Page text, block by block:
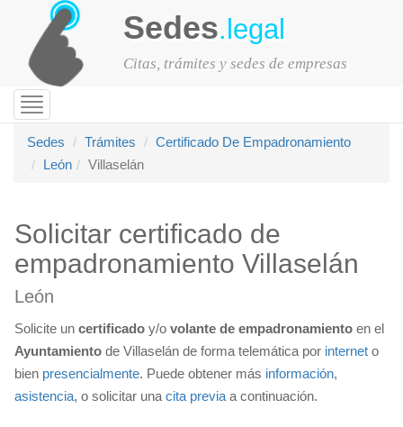
Sedes.legal
Citas, trámites y sedes de empresas
Toggle
navigation
Sedes
Trámites
Certificado De Empadronamiento
León
Villaselán
Solicitar certificado de
empadronamiento Villaselán
León
Solicite un certificado y/o volante de empadronamiento en el
Ayuntamiento de Villaselán de forma telemática por internet o
bien presencialmente. Puede obtener más información,
asistencia, o solicitar una cita previa a continuación.